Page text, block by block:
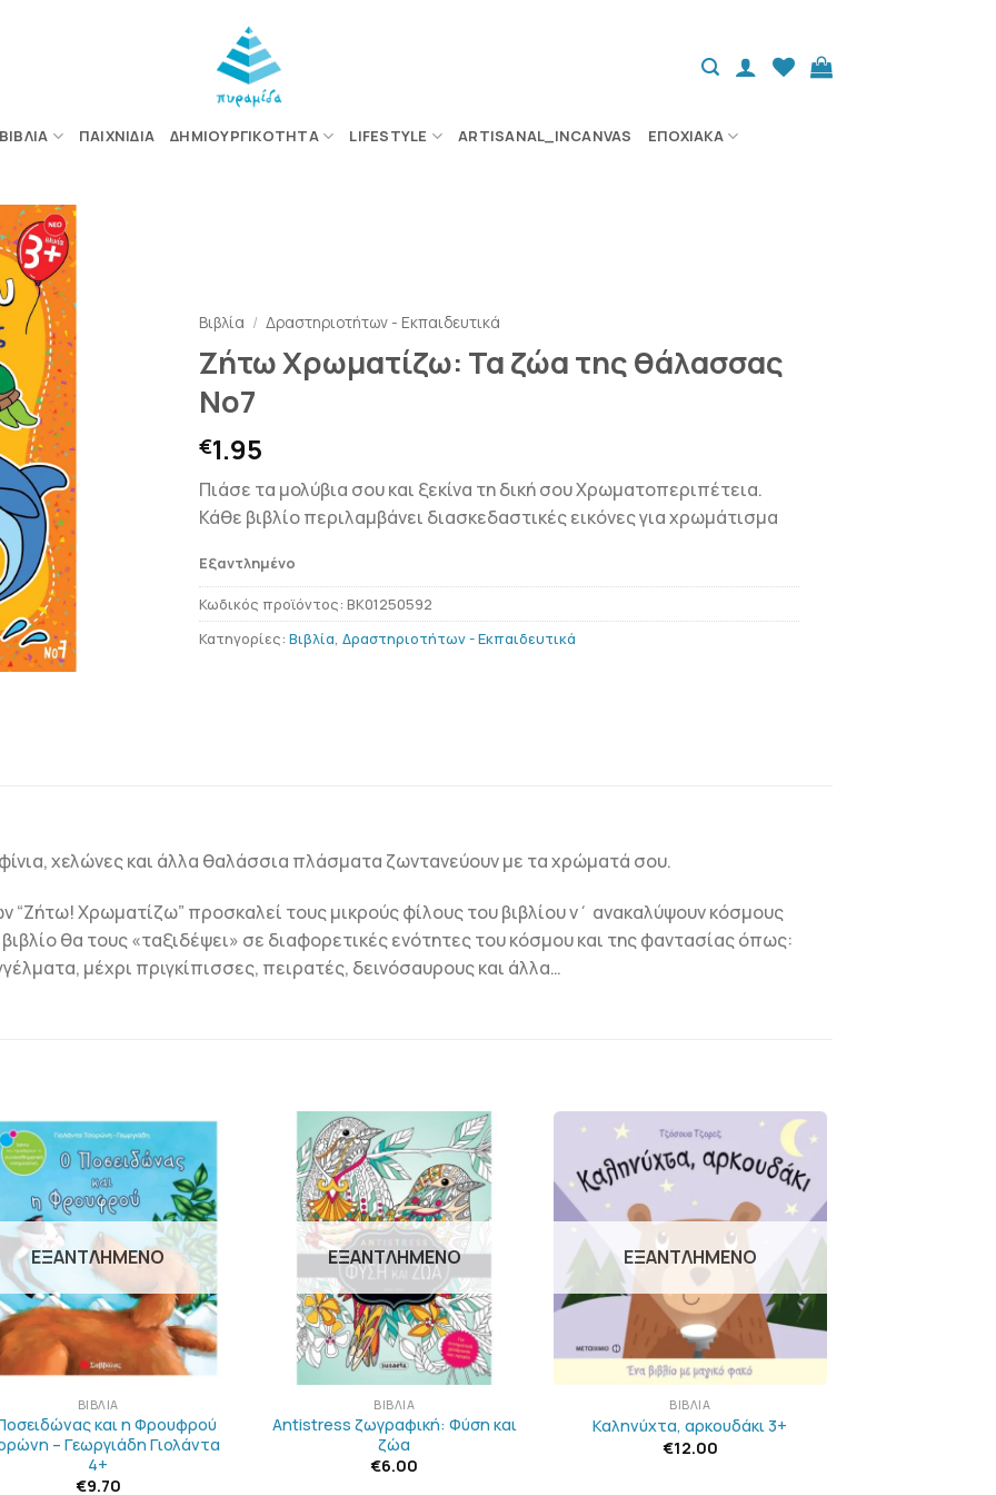
ΒΙΒΛΊΑ ΠΑΙΧΝΊΔΙΑ ΔΗΜΙΟΥΡΓΙΚΌΤΗΤΑ LIFESTYLE ARTISANAL_INCANVAS ΕΠΟΧΙΑΚΆ
ΠΡΟΣΘΉΚΗ
ΣΤΗΝ
ΛΊΣΤΑ
ΕΠΙΘΥΜΙΏΝ
Βιβλία / Δραστηριοτήτων - Εκπαιδευτικά
Ζήτω Χρωματίζω: Τα ζώα της θάλασσας
Νο7
€1.95
Πιάσε τα μολύβια σου και ξεκίνα τη δική σου Χρωματοπεριπέτεια.
Κάθε βιβλίο περιλαμβάνει διασκεδαστικές εικόνες για χρωμάτισμα
Εξαντλημένο
Κωδικός προϊόντος: BK01250592
Κατηγορίες: Βιβλία, Δραστηριοτήτων - Εκπαιδευτικά
χελώνες και άλλα θαλάσσια πλάσματα ζωντανεύουν με τα χρώματά σου.
“Ζήτω! Χρωματίζω” προσκαλεί τους μικρούς φίλους του βιβλίου ν΄ ανακαλύψουν κόσμους
θα τους «ταξιδέψει» σε διαφορετικές ενότητες του κόσμου και της φαντασίας όπως:
μέχρι πριγκίπισσες, πειρατές, δεινόσαυρους και άλλα…
ΠΡΟΣΘΉΚΗ
ΣΤΗΝ
ΛΊΣΤΑ
ΕΠΙΘΥΜΙΏΝ
ΕΞΑΝΤΛΗΜΈΝΟ
ΒΙΒΛΊΑ
και η Φρουφρού
– Γεωργιάδη Γιολάντα
4+
€9.70
ΠΡΟΣΘΉΚΗ
ΣΤΗΝ
ΛΊΣΤΑ
ΕΠΙΘΥΜΙΏΝ
ΕΞΑΝΤΛΗΜΈΝΟ
ΒΙΒΛΊΑ
Antistress ζωγραφική: Φύση και
ζώα
€6.00
ΠΡΟΣΘΉΚΗ
ΛΊΣΤΑ
ΕΠΙΘΥΜΙΏΝ
ΕΞΑΝΤΛΗΜΈΝΟ
ΒΙΒΛΊΑ
Καληνύχτα, αρκουδάκι 3+
€12.00